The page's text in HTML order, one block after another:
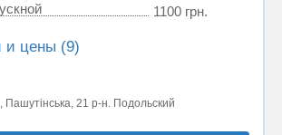
1100 грн.
и цены (9)
Пашутінська, 21 р-н. Подольский